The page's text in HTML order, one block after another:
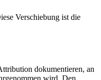
Verschiebung ist die
dokumentieren, an